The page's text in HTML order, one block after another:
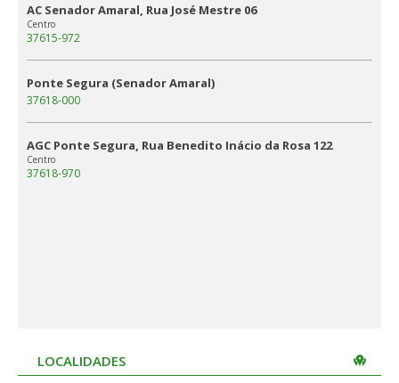
AC Senador Amaral, Rua José Mestre 06
Centro
37615-972
Ponte Segura (Senador Amaral)
37618-000
AGC Ponte Segura, Rua Benedito Inácio da Rosa 122
Centro
37618-970
LOCALIDADES